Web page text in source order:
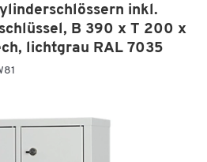
inkl.
B 390 x T 200 x
lichtgrau RAL 7035